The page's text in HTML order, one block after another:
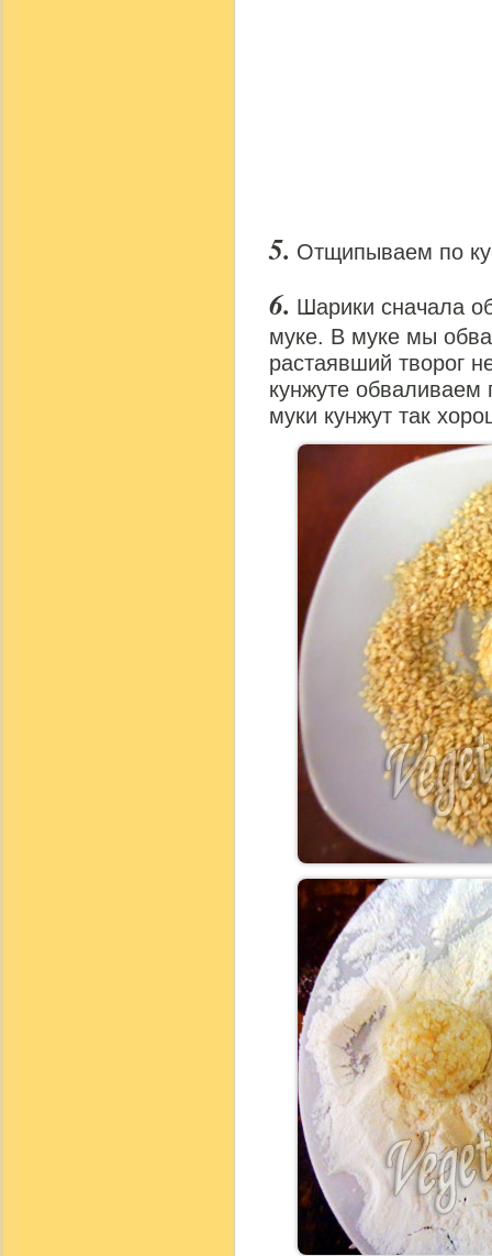
Отщипываем по
Шарики сначала
муке. В муке мы
растаявший творог
кунжуте обваливаем
муки кунжут так